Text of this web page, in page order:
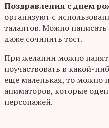
Поздравления с днем
организуют с
талантов. Можно
даже сочинить тост.
При желании можно
поучаствовать в какой-
еще маленькая, то можно
аниматоров, которые
персонажей.